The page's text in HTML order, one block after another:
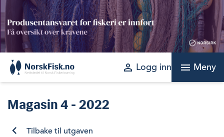
Skip
to
content
perm_identity Logg inn menu Meny
Magasin4 - 2022
Tilbake til utgaven